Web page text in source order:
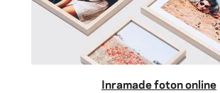
Inramade foton online